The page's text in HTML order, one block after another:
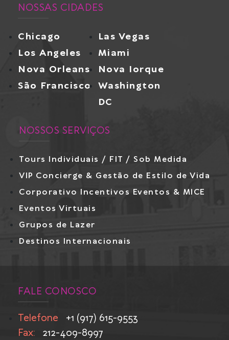
NOSSAS CIDADES
Chicago
Las Vegas
Los Angeles
Miami
Nova Orleans
Nova Iorque
São Francisco Washington
DC
NOSSOS SERVIÇOS
Tours Individuais / FIT / Sob Medida
VIP Concierge & Gestão de Estilo de Vida
Corporativo Incentivos Eventos & MICE
Eventos Virtuais
Grupos de Lazer
Destinos Internacionais
FALE CONOSCO
Telefone
+1 (917) 615-9553
Fax:
212-409-8997